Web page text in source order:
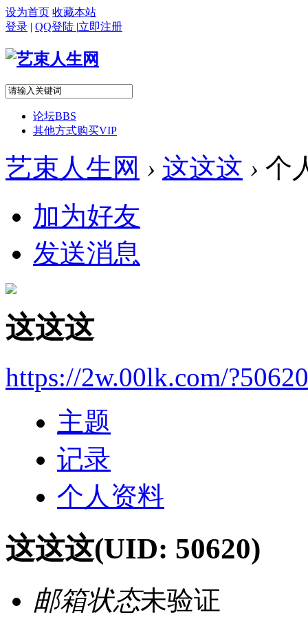
设为首页 收藏本站
登录 | QQ登陆 |立即注册
论坛BBS
其他方式购买VIP
艺束人生网 › 这这这 › 个
加为好友
发送消息
这这这
https://2w.00lk.com/?50620
主题
记录
个人资料
这这这(UID: 50620)
邮箱状态未验证